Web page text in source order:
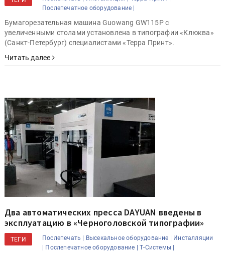
Послепечатное оборудование |
Бумагорезательная машина Guowang GW115P с
увеличенными столами установлена в типографии «Клюква»
(Санкт-Петербург) специалистами «Терра Принт».
Читать далее
Два автоматических пресса DAYUAN введены в
эксплуатацию в «Черноголовской типографии»
ТЕГИ Послепечать | Высекальное оборудование | Инсталляции
| Послепечатное оборудование | Т-Системы |